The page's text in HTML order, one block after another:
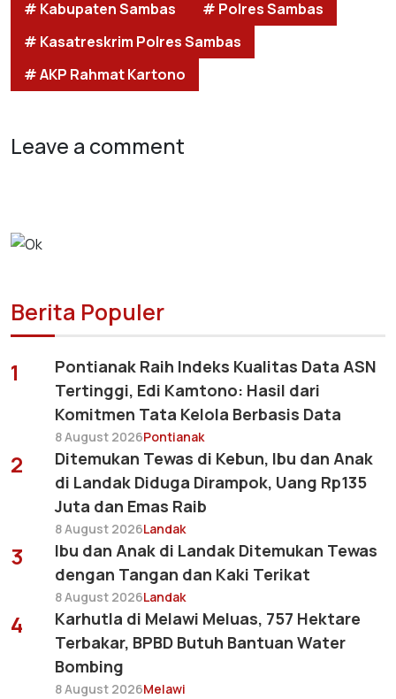
# Kabupaten Sambas
# Polres Sambas
# Kasatreskrim Polres Sambas
# AKP Rahmat Kartono
Leave a comment
Berita Populer
1
Pontianak Raih Indeks Kualitas Data ASN
Tertinggi, Edi Kamtono: Hasil dari
Komitmen Tata Kelola Berbasis Data
8 August 2026Pontianak
2
Ditemukan Tewas di Kebun, Ibu dan Anak
di Landak Diduga Dirampok, Uang Rp135
Juta dan Emas Raib
8 August 2026Landak
3
Ibu dan Anak di Landak Ditemukan Tewas
dengan Tangan dan Kaki Terikat
8 August 2026Landak
4
Karhutla di Melawi Meluas, 757 Hektare
Terbakar, BPBD Butuh Bantuan Water
Bombing
8 August 2026Melawi